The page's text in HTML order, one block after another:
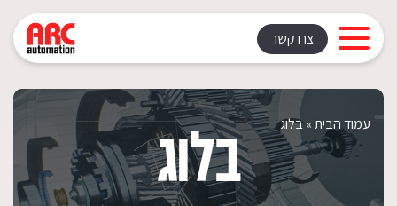
צרו קשר
עמוד הבית»בלוג
בלוג